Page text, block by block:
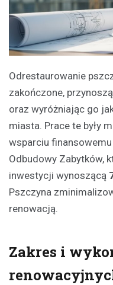
Odrestaurowanie
zakończone,
oraz wyróżniając go
miasta. Prace te były
wsparciu
Odbudowy Zabytków,
inwestycji wynoszącą
Pszczyna
renowacją.
Zakres i